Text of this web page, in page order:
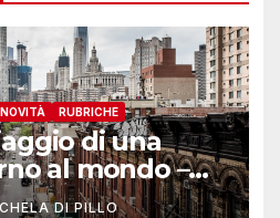
NOVITÀ RUBRICHE
di una
al mondo –
DI PILLO